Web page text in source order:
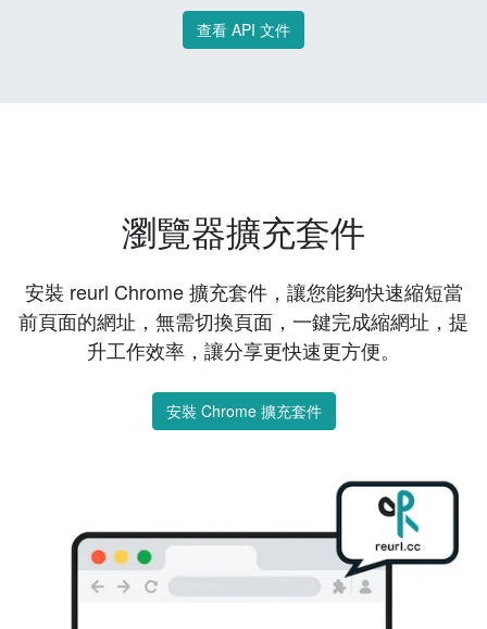
查看 API 文件
瀏覽器擴充套件
安裝 reurl Chrome 擴充套件，讓您能夠快速縮短當
前頁面的網址，無需切換頁面，一鍵完成縮網址，提
升工作效率，讓分享更快速更方便。
安裝 Chrome 擴充套件